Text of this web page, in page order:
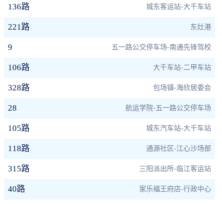
136路 城东客运站-大千车站
221路 东灶港
9 五一路公交停车场-南通先锋驾校
106路 大千车站-二甲车站
328路 包场镇-海欣居委会
28 航运学院-五一路公交停车场
105路 城东汽车站-大千车站
118路 通源社区-江心沙场部
315路 三阳派出所-临江客运站
40路 家乐福王府店-行政中心